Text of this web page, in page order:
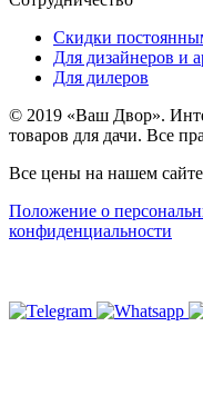
Скидки
Для дизайнеров и
Для дилеров
© 2019 «Ваш Двор».
товаров для дачи. Все
Все цены на нашем
Положение о
конфиденциальности